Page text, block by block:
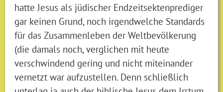
hatte Jesus als jüdischer Endzeitsektenprediger
gar keinen Grund, noch irgendwelche Standards
für das Zusammenleben der Weltbevölkerung
(die damals noch, verglichen mit heute
verschwindend gering und nicht miteinander
vernetzt war aufzustellen. Denn schließlich